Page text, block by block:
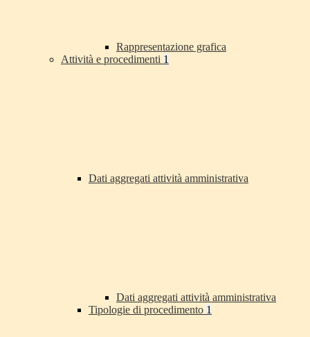
Rappresentazione grafica
Attività e procedimenti 1
Dati aggregati attività amministrativa
Dati aggregati attività amministrativa
Tipologie di procedimento 1